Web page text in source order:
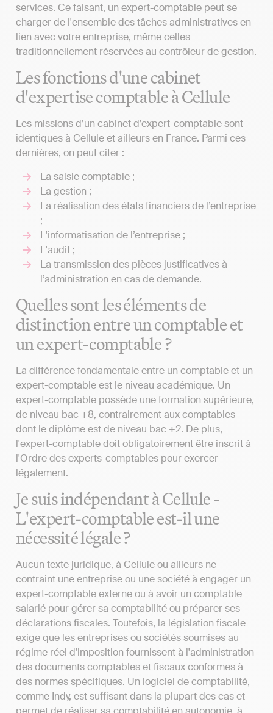
services. Ce faisant, un expert-comptable peut se
charger de l'ensemble des tâches administratives en
lien avec votre entreprise, même celles
traditionnellement réservées au contrôleur de gestion.
Les fonctions d'une cabinet
d'expertise comptable à Cellule
Les missions d’un cabinet d’expert-comptable sont
identiques à Cellule et ailleurs en France. Parmi ces
dernières, on peut citer :
La saisie comptable ;
La gestion ;
La réalisation des états financiers de l’entreprise
;
L'informatisation de l’entreprise ;
L'audit ;
La transmission des pièces justificatives à
l’administration en cas de demande.
Quelles sont les éléments de
distinction entre un comptable et
un expert-comptable ?
La différence fondamentale entre un comptable et un
expert-comptable est le niveau académique. Un
expert-comptable possède une formation supérieure,
de niveau bac +8, contrairement aux comptables
dont le diplôme est de niveau bac +2. De plus,
l'expert-comptable doit obligatoirement être inscrit à
l'Ordre des experts-comptables pour exercer
légalement.
Je suis indépendant à Cellule -
L'expert-comptable est-il une
nécessité légale ?
Aucun texte juridique, à Cellule ou ailleurs ne
contraint une entreprise ou une société à engager un
expert-comptable externe ou à avoir un comptable
salarié pour gérer sa comptabilité ou préparer ses
déclarations fiscales. Toutefois, la législation fiscale
exige que les entreprises ou sociétés soumises au
régime réel d'imposition fournissent à l'administration
des documents comptables et fiscaux conformes à
des normes spécifiques. Un logiciel de comptabilité,
comme Indy, est suffisant dans la plupart des cas et